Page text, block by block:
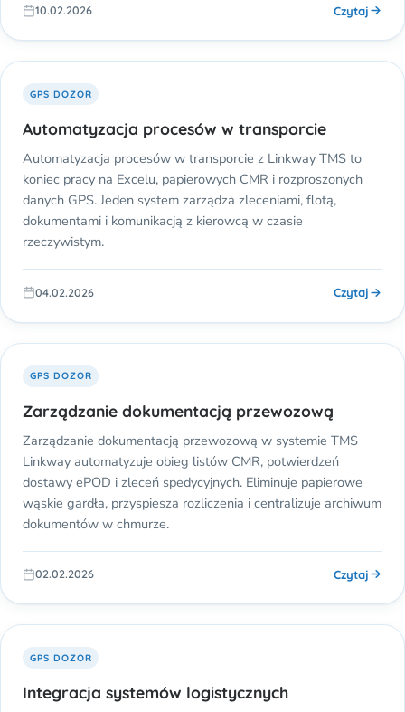
10.02.2026 Czytaj
GPS DOZOR
Automatyzacja procesów w transporcie
Automatyzacja procesów w transporcie z Linkway TMS to
koniec pracy na Excelu, papierowych CMR i rozproszonych
danych GPS. Jeden system zarządza zleceniami, flotą,
dokumentami i komunikacją z kierowcą w czasie
rzeczywistym.
04.02.2026 Czytaj
GPS DOZOR
Zarządzanie dokumentacją przewozową
Zarządzanie dokumentacją przewozową w systemie TMS
Linkway automatyzuje obieg listów CMR, potwierdzeń
dostawy ePOD i zleceń spedycyjnych. Eliminuje papierowe
wąskie gardła, przyspiesza rozliczenia i centralizuje archiwum
dokumentów w chmurze.
02.02.2026 Czytaj
GPS DOZOR
Integracja systemów logistycznych